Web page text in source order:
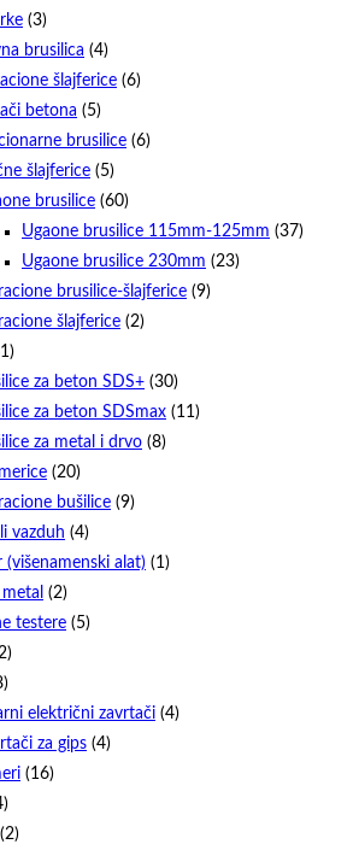
(3)
brusilica (4)
šlajferice (6)
betona (5)
brusilice (6)
šlajferice (5)
brusilice (60)
Ugaone brusilice 115mm-125mm (37)
Ugaone brusilice 230mm (23)
brusilice-šlajferice (9)
šlajferice (2)
za beton SDS+ (30)
za beton SDSmax (11)
za metal i drvo (8)
(20)
bušilice (9)
vazduh (4)
(višenamenski alat) (1)
metal (2)
testere (5)
električni zavrtači (4)
za gips (4)
(16)
(2)